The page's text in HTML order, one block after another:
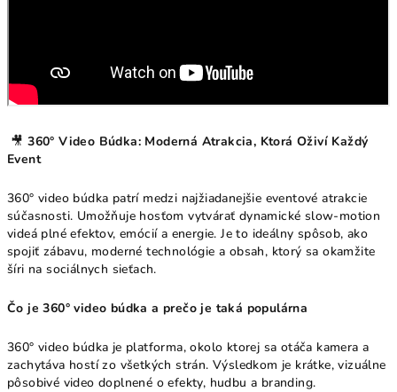
🎥360° Video Búdka: Moderná Atrakcia, Ktorá Oživí Každý
Event
360° video búdka patrí medzi najžiadanejšie eventové atrakcie
súčasnosti. Umožňuje hosťom vytvárať dynamické slow‑motion
videá plné efektov, emócií a energie. Je to ideálny spôsob, ako
spojiť zábavu, moderné technológie a obsah, ktorý sa okamžite
šíri na sociálnych sieťach.
Čo je 360° video búdka a prečo je taká populárna
360° video búdka je platforma, okolo ktorej sa otáča kamera a
zachytáva hostí zo všetkých strán. Výsledkom je krátke, vizuálne
pôsobivé video doplnené o efekty, hudbu a branding.